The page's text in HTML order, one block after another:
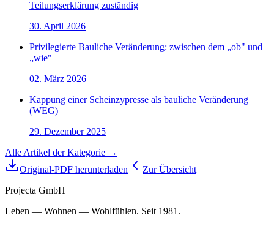
Teilungserklärung zuständig
30. April 2026
Privilegierte Bauliche Veränderung: zwischen dem „ob" und
„wie"
02. März 2026
Kappung einer Scheinzypresse als bauliche Veränderung
(WEG)
29. Dezember 2025
Alle Artikel der Kategorie →
Original-PDF herunterladen
Zur Übersicht
Projecta GmbH
Leben — Wohnen — Wohlfühlen. Seit 1981.